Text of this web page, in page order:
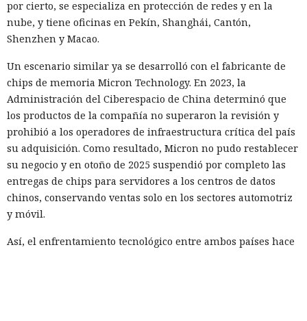
por cierto, se especializa en protección de redes y en la
nube, y tiene oficinas en Pekín, Shanghái, Cantón,
Shenzhen y Macao.
Un escenario similar ya se desarrolló con el fabricante de
chips de memoria Micron Technology. En 2023, la
Administración del Ciberespacio de China determinó que
los productos de la compañía no superaron la revisión y
prohibió a los operadores de infraestructura crítica del país
su adquisición. Como resultado, Micron no pudo restablecer
su negocio y en otoño de 2025 suspendió por completo las
entregas de chips para servidores a los centros de datos
chinos, conservando ventas solo en los sectores automotriz
y móvil.
Así, el enfrentamiento tecnológico entre ambos países hace